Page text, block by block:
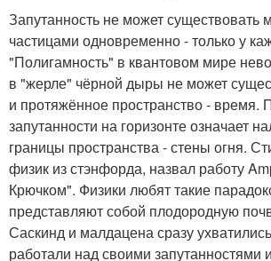
Запутанность не может существовать
частицами одновременно - только у
"Полигамность" в квантовом мире
в "жерле" чёрной дыры не может
и протяжённое пространство - время.
запутанности на горизонте означает
границы пространства - стены огня.
физик из стэнфорда, назвал работу
Крючком". Физики любят такие
представляют собой плодородную
Саскинд и малдацена сразу
работали над своими запутанностями